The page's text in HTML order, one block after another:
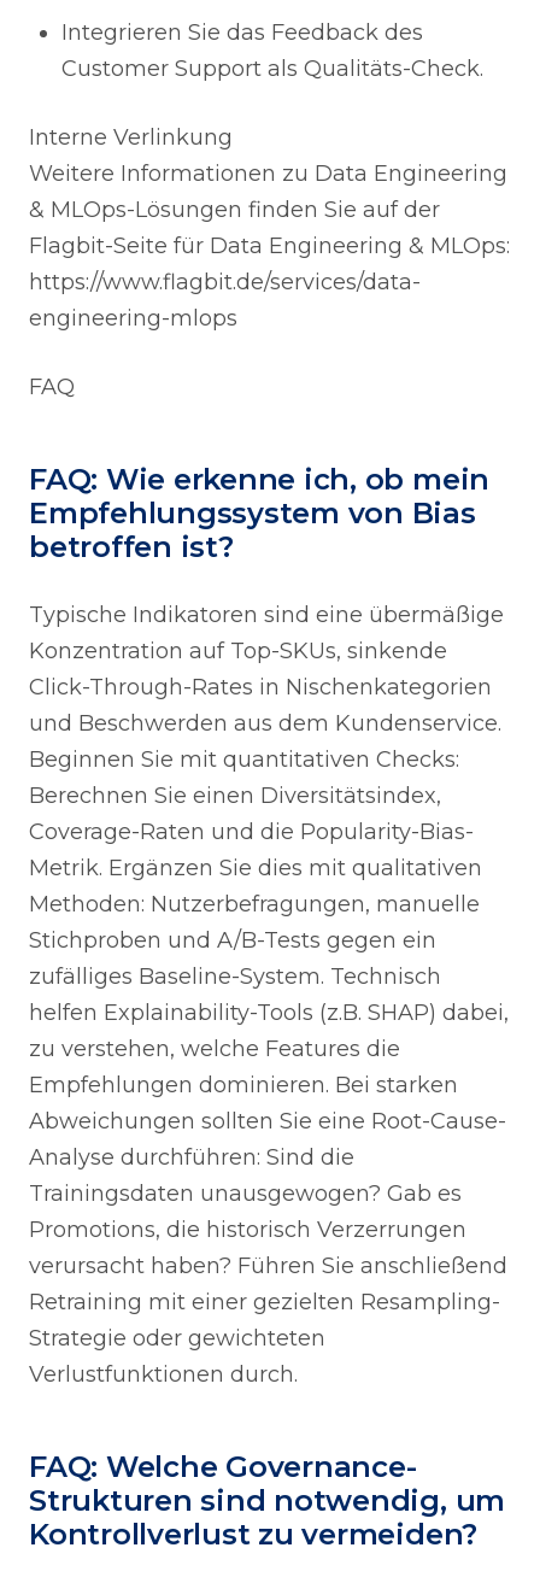
Integrieren Sie das Feedback des
Customer Support als Qualitäts-Check.
Interne Verlinkung
Weitere Informationen zu Data Engineering
& MLOps-Lösungen finden Sie auf der
Flagbit-Seite für Data Engineering & MLOps:
https://www.flagbit.de/services/data-
engineering-mlops
FAQ
FAQ: Wie erkenne ich, ob mein
Empfehlungssystem von Bias
betroffen ist?
Typische Indikatoren sind eine übermäßige
Konzentration auf Top-SKUs, sinkende
Click-Through-Rates in Nischenkategorien
und Beschwerden aus dem Kundenservice.
Beginnen Sie mit quantitativen Checks:
Berechnen Sie einen Diversitätsindex,
Coverage-Raten und die Popularity-Bias-
Metrik. Ergänzen Sie dies mit qualitativen
Methoden: Nutzerbefragungen, manuelle
Stichproben und A/B-Tests gegen ein
zufälliges Baseline-System. Technisch
helfen Explainability-Tools (z.B. SHAP) dabei,
zu verstehen, welche Features die
Empfehlungen dominieren. Bei starken
Abweichungen sollten Sie eine Root-Cause-
Analyse durchführen: Sind die
Trainingsdaten unausgewogen? Gab es
Promotions, die historisch Verzerrungen
verursacht haben? Führen Sie anschließend
Retraining mit einer gezielten Resampling-
Strategie oder gewichteten
Verlustfunktionen durch.
FAQ: Welche Governance-
Strukturen sind notwendig, um
Kontrollverlust zu vermeiden?